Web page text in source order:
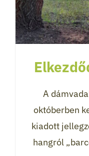
A
októberben
kiadott
hangról